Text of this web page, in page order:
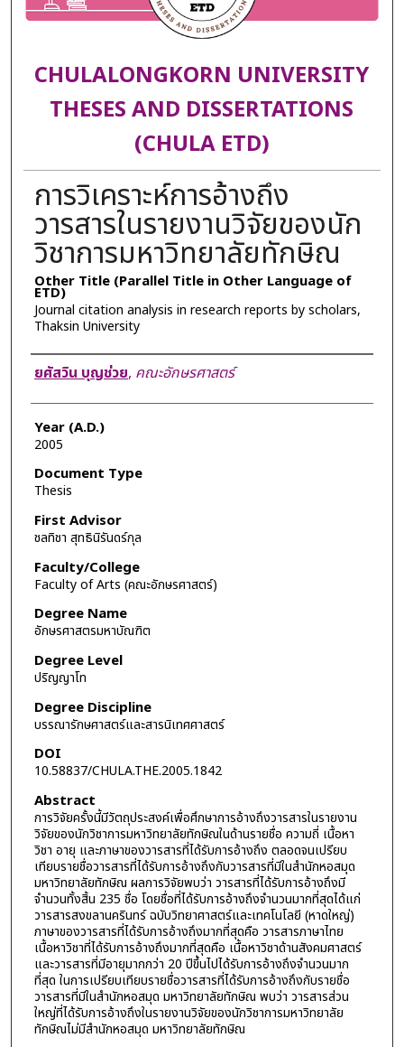
CHULALONGKORN UNIVERSITY
THESES AND DISSERTATIONS
(CHULA ETD)
การวิเคราะห์การอ้างถึง
วารสารในรายงานวิจัยของนัก
วิชาการมหาวิทยาลัยทักษิณ
Other Title (Parallel Title in Other Language of
ETD)
Journal citation analysis in research reports by scholars,
Thaksin University
Author
ยศัสวิน บุญช่วย, คณะอักษรศาสตร์
Year (A.D.)
2005
Document Type
Thesis
First Advisor
ชลทิชา สุทธินิรันดร์กุล
Faculty/College
Faculty of Arts (คณะอักษรศาสตร์)
Degree Name
อักษรศาสตรมหาบัณฑิต
Degree Level
ปริญญาโท
Degree Discipline
บรรณารักษศาสตร์และสารนิเทศศาสตร์
DOI
10.58837/CHULA.THE.2005.1842
Abstract
การวิจัยครั้งนี้มีวัตถุประสงค์เพื่อศึกษาการอ้างถึงวารสารในรายงาน
วิจัยของนักวิชาการมหาวิทยาลัยทักษิณในด้านรายชื่อ ความถี่ เนื้อหา
วิชา อายุ และภาษาของวารสารที่ได้รับการอ้างถึง ตลอดจนเปรียบ
เทียบรายชื่อวารสารที่ได้รับการอ้างถึงกับวารสารที่มีในสำนักหอสมุด
มหาวิทยาลัยทักษิณ ผลการวิจัยพบว่า วารสารที่ได้รับการอ้างถึงมี
จำนวนทั้งสิ้น 235 ชื่อ โดยชื่อที่ได้รับการอ้างถึงจำนวนมากที่สุดได้แก่
วารสารสงขลานครินทร์ ฉบับวิทยาศาสตร์และเทคโนโลยี (หาดใหญ่)
ภาษาของวารสารที่ได้รับการอ้างถึงมากที่สุดคือ วารสารภาษาไทย
เนื้อหาวิชาที่ได้รับการอ้างถึงมากที่สุดคือ เนื้อหาวิชาด้านสังคมศาสตร์
และวารสารที่มีอายุมากกว่า 20 ปีขึ้นไปได้รับการอ้างถึงจำนวนมาก
ที่สุด ในการเปรียบเทียบรายชื่อวารสารที่ได้รับการอ้างถึงกับรายชื่อ
วารสารที่มีในสำนักหอสมุด มหาวิทยาลัยทักษิณ พบว่า วารสารส่วน
ใหญ่ที่ได้รับการอ้างถึงในรายงานวิจัยของนักวิชาการมหาวิทยาลัย
ทักษิณไม่มีสำนักหอสมุด มหาวิทยาลัยทักษิณ